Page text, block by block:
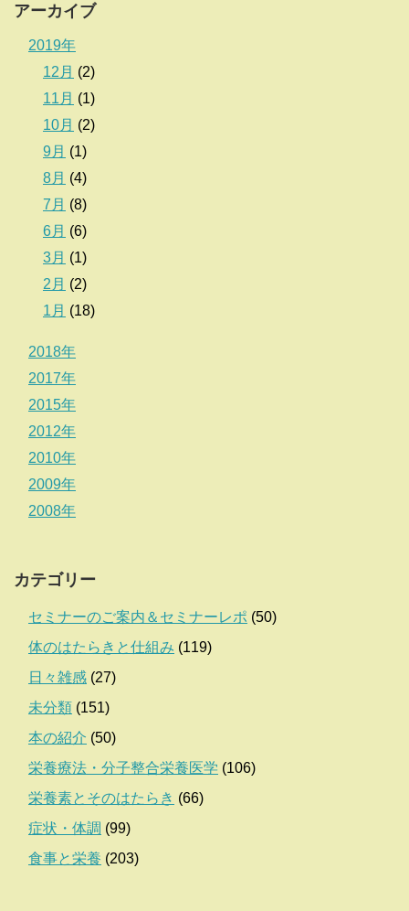
アーカイブ
2019年
12月 (2)
11月 (1)
10月 (2)
9月 (1)
8月 (4)
7月 (8)
6月 (6)
3月 (1)
2月 (2)
1月 (18)
2018年
2017年
2015年
2012年
2010年
2009年
2008年
カテゴリー
セミナーのご案内＆セミナーレポ (50)
体のはたらきと仕組み (119)
日々雑感 (27)
未分類 (151)
本の紹介 (50)
栄養療法・分子整合栄養医学 (106)
栄養素とそのはたらき (66)
症状・体調 (99)
食事と栄養 (203)